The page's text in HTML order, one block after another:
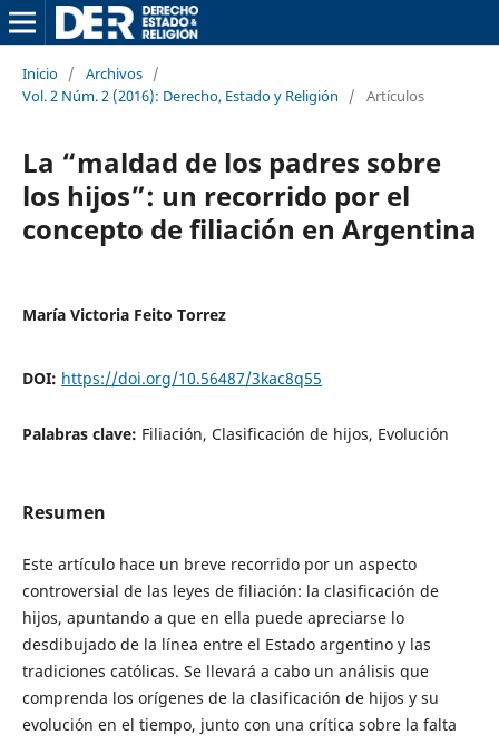
Inicio / Archivos /
Vol. 2 Núm. 2 (2016): Derecho, Estado y Religión
/ Artículos
La “maldad de los padres sobre
los hijos”: un recorrido por el
concepto de filiación en Argentina
María Victoria Feito Torrez
DOI: https://doi.org/10.56487/3kac8q55
Palabras clave: Filiación, Clasificación de hijos, Evolución
Resumen
Este artículo hace un breve recorrido por un aspecto
controversial de las leyes de filiación: la clasificación de
hijos, apuntando a que en ella puede apreciarse lo
desdibujado de la línea entre el Estado argentino y las
tradiciones católicas. Se llevará a cabo un análisis que
comprenda los orígenes de la clasificación de hijos y su
evolución en el tiempo, junto con una crítica sobre la falta